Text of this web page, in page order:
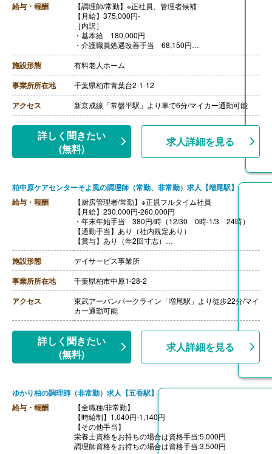
給与・報酬
【調理師/常勤】※正社員、管理者候補
【月給】375,000円-
［内訳］
・基本給 180,000円
・介護職員処遇改善手当 68,150円
・管理者手当 60,000円
・固定残業代 66,850円※30時間分
【通勤手当】あり※規定内支給
【昇給】あり
【退職金】あり
++++++++++++++++++++
【調理師/常勤】※正社員、副管理者候補
［内訳］
・基本給 180,000円
・介護職員処遇改善手当 74,950円
・副管理者手当 22,000円
【昇給】あり
【退職金】あり
施設形態 有料老人ホーム
事業所所在地 千葉県柏市青葉台2-1-12
アクセス 新京成線「常盤平駅」より車で6分/マイカー通勤可能
詳しく聞きたい
(無料)
求人詳細を見る
柏中原ケアセンターそよ風の調理師（常勤、非常勤）求人【増尾駅】
給与・報酬
【厨房管理者/常勤】※正規フルタイム社員
【月給】230,000円-260,000円
・年末年始手当 380円/時（12/30 0時-1/3 24時）
【通勤手当】あり（社内規定あり）
【賞与】あり（年2回寸志）
【昇給】年1回（4月）
【特別報酬（年1回）】厨房職:平均330,000円（2025年6
月支給実績）
※職種、雇用形態、在籍期間、会社の業績等によって支
給額は異なる。
【調理員/常勤】※正規フルタイム社員
【月給】200,000円-240,000円
・年末年始手当 380円/時（12/30 0時-1/3 24時）
【賞与】あり（年2回寸志）
【昇給】年1回（4月）
【特別報酬（年1回）】厨房職:平均330,000円（2025年6
月支給実績）
※職種、雇用形態、在籍期間、会社の業績等によって支
----
【調理員/非常勤】
【時給】1,140円-1,400円
【通勤手当】あり（社内規定あり）
【賞与】あり（年2回寸志）
施設形態 デイサービス事業所
事業所所在地 千葉県柏市中原1-28-2
アクセス
東武アーバンパークライン「増尾駅」より徒歩22分/マイ
カー通勤可能
詳しく聞きたい
(無料)
求人詳細を見る
ゆかり柏の調理師（非常勤）求人【五香駅】
給与・報酬
【全職種/非常勤】
【時給制】1,040円-1,140円
【その他手当】
栄養士資格をお持ちの場合は資格手当:5,000円
調理師資格をお持ちの場合は資格手当:3,500円